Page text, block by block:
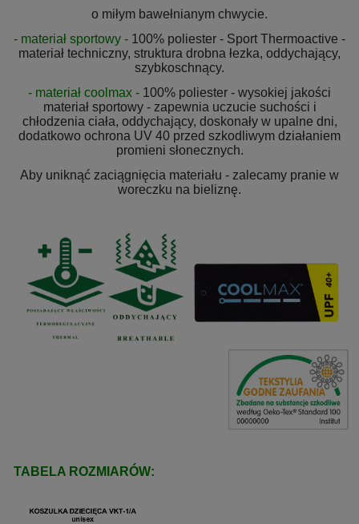
o miłym bawełnianym chwycie.
- materiał sportowy - 100% poliester - Sport Thermoactive -
materiał techniczny, struktura drobna łezka, oddychający,
szybkoschnący.
- materiał coolmax - 100% poliester - wysokiej jakości
materiał sportowy - zapewnia uczucie suchości i
chłodzenia ciała, oddychający, doskonały w upalne dni,
dodatkowo ochrona UV 40 przed szkodliwym działaniem
promieni słonecznych.
Aby uniknąć zaciągnięcia materiału - zalecamy pranie w
woreczku na bieliznę.
TABELA ROZMIARÓW: